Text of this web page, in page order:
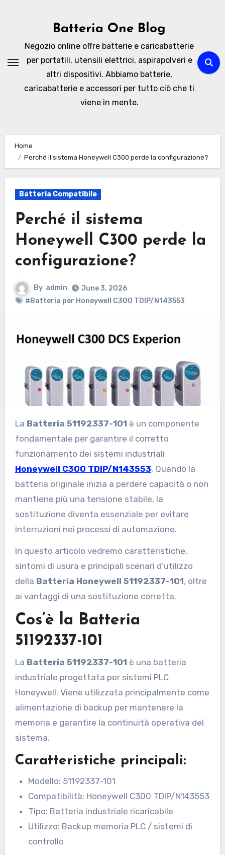
Batteria One Blog
Negozio online offre batterie e caricabatterie
per portatili, utensili elettrici, aspirapolveri e
altri dispositivi. Abbiamo batterie,
caricabatterie e accessori per tutto ciò che ti
viene in mente.
Home
Perché il sistema Honeywell C300 perde la configurazione?
Batteria Compatibile
Perché il sistema
Honeywell C300 perde la
configurazione?
By admin
June 3, 2026
#Batteria per Honeywell C300 TDIP/N143553
La Batteria 51192337-101 è un componente
fondamentale per garantire il corretto
funzionamento dei sistemi industriali
Honeywell C300 TDIP/N143553. Quando la
batteria originale inizia a perdere capacità o non
mantiene più una tensione stabile, la
sostituzione diventa essenziale per evitare
interruzioni nei processi di automazione.
In questo articolo vedremo caratteristiche,
sintomi di usura e principali scenari d’utilizzo
della Batteria Honeywell 51192337-101, oltre
ai vantaggi di una sostituzione corretta.
Cos’è la Batteria
51192337-101
La Batteria 51192337-101 è una batteria
industriale progettata per sistemi PLC
Honeywell. Viene utilizzata principalmente come
alimentazione di backup per mantenere la
memoria e garantire la continuità operativa del
sistema.
Caratteristiche principali:
Modello: 51192337-101
Compatibilità: Honeywell C300 TDIP/N143553
Tipo: Batteria industriale ricaricabile
Utilizzo: Backup memoria PLC / sistemi di
controllo